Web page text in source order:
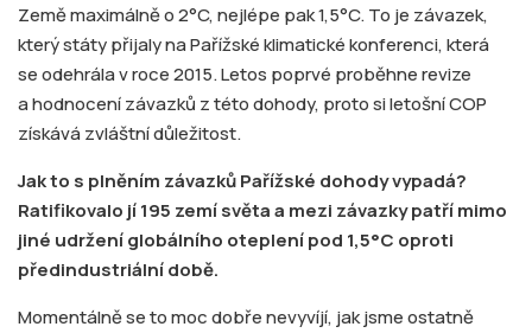
Země maximálně o 2°C, nejlépe pak 1,5°C. To je závazek,
který státy přijaly na Pařížské klimatické konferenci, která
se odehrála v roce 2015. Letos poprvé proběhne revize
a hodnocení závazků z této dohody, proto si letošní COP
získává zvláštní důležitost.
Jak to s plněním závazků Pařížské dohody vypadá?
Ratifikovalo jí 195 zemí světa a mezi závazky patří mimo
jiné udržení globálního oteplení pod 1,5°C oproti
předindustriální době.
Momentálně se to moc dobře nevyvíjí, jak jsme ostatně